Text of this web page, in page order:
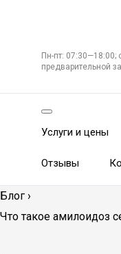
Пн-пт:
предварительной
Услуги и цены
Отзывы
Блог ›
Что такое амилоидоз